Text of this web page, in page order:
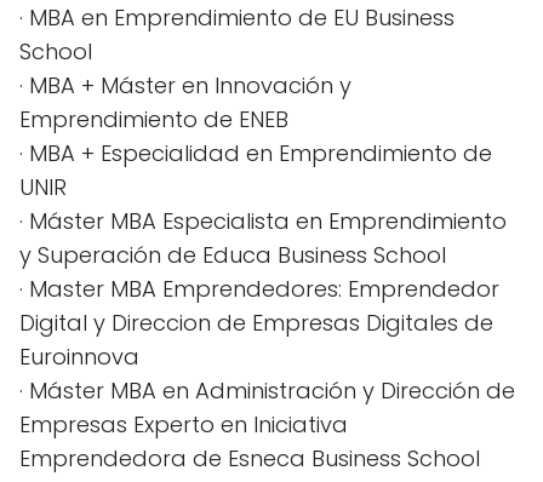
· MBA en Emprendimiento de EU Business
School
· MBA + Máster en Innovación y
Emprendimiento de ENEB
· MBA + Especialidad en Emprendimiento de
UNIR
· Máster MBA Especialista en Emprendimiento
y Superación de Educa Business School
· Master MBA Emprendedores: Emprendedor
Digital y Direccion de Empresas Digitales de
Euroinnova
· Máster MBA en Administración y Dirección de
Empresas Experto en Iniciativa
Emprendedora de Esneca Business School